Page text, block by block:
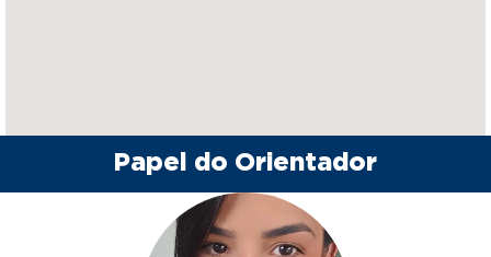
Papel do Orientador